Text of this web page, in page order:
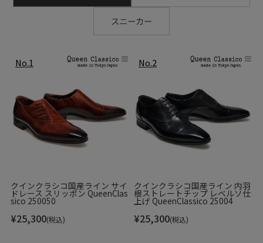
スニーカー
クインクラシコ国産ライン サイ
ドレース スリッポン QueenClas
sico 250050
¥25,300(税込)
クインクラシコ国産ライン 内羽
根ストレートチップ レベルソ仕
上げ QueenClassico 25004
¥25,300(税込)